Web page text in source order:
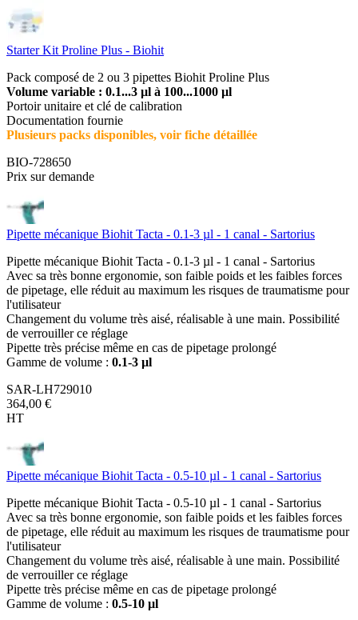
Starter Kit Proline Plus - Biohit
Pack composé de 2 ou 3 pipettes Biohit Proline Plus
Volume variable : 0.1...3 µl à 100...1000 µl
Portoir unitaire et clé de calibration
Documentation fournie
Plusieurs packs disponibles, voir fiche détaillée
BIO-728650
Prix sur demande
Pipette mécanique Biohit Tacta - 0.1-3 µl - 1 canal - Sartorius
Pipette mécanique Biohit Tacta - 0.1-3 µl - 1 canal - Sartorius
Avec sa très bonne ergonomie, son faible poids et les faibles forces
de pipetage, elle réduit au maximum les risques de traumatisme pour
l'utilisateur
Changement du volume très aisé, réalisable à une main. Possibilité
de verrouiller ce réglage
Pipette très précise même en cas de pipetage prolongé
Gamme de volume : 0.1-3 µl
SAR-LH729010
364,00 €
HT
Pipette mécanique Biohit Tacta - 0.5-10 µl - 1 canal - Sartorius
Pipette mécanique Biohit Tacta - 0.5-10 µl - 1 canal - Sartorius
Avec sa très bonne ergonomie, son faible poids et les faibles forces
de pipetage, elle réduit au maximum les risques de traumatisme pour
l'utilisateur
Changement du volume très aisé, réalisable à une main. Possibilité
de verrouiller ce réglage
Pipette très précise même en cas de pipetage prolongé
Gamme de volume : 0.5-10 µl